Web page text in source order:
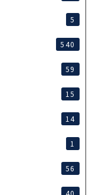
5
540
59
15
14
1
56
40